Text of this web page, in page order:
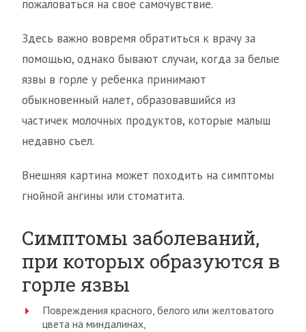
пожаловаться на свое самочувствие.
Здесь важно вовремя обратиться к врачу за
помощью, однако бывают случаи, когда за белые
язвы в горле у ребенка принимают
обыкновенный налет, образовавшийся из
частичек молочных продуктов, которые малыш
недавно съел.
Внешняя картина может походить на симптомы
гнойной ангины или стоматита.
Симптомы заболеваний,
при которых образуются в
горле язвы
Повреждения красного, белого или желтоватого
цвета на миндалинах,